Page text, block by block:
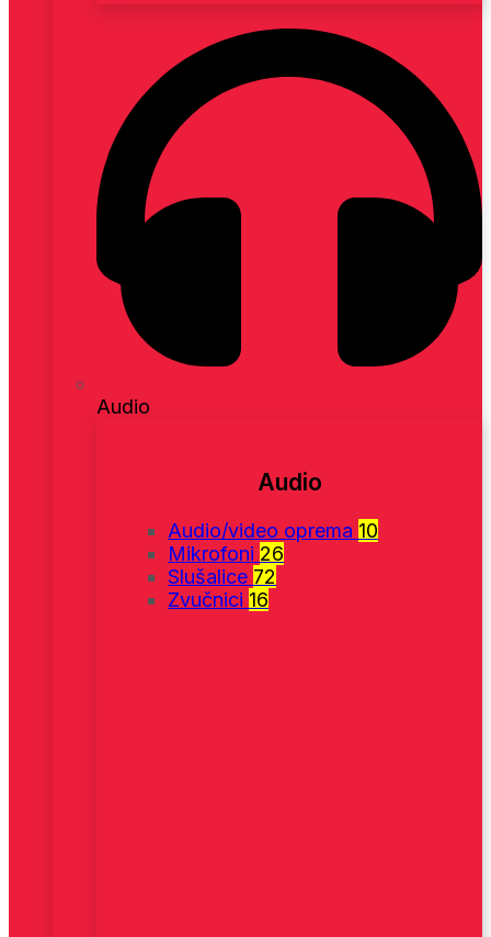
Audio
Audio
Audio/video oprema 10
Mikrofoni 26
Slušalice 72
Zvučnici 16